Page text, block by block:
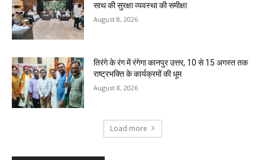
साथ की सुरक्षा व्यवस्था की समीक्षा
August 8, 2026
तिरंगे के रंग में रंगेगा कानपुर उत्तर, 10 से 15 अगस्त तक
राष्ट्रभक्ति के कार्यक्रमों की धूम
August 8, 2026
Load more